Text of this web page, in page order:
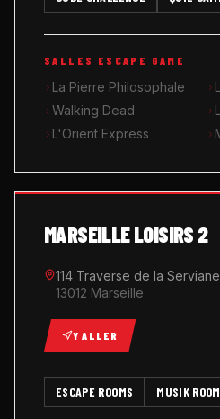
MUSIK ROOM KARAOKÉ
QUIZ GAME
SALLES ESCAPE GAME
La Pierre Philosophale
Walking Dead
L'Orient Express
MARSEILLE LOISIRS 2
114 Traverse de la Serviane
13012 Marseille
Y ALLER
ESCAPE ROOMS MUSIK ROOM